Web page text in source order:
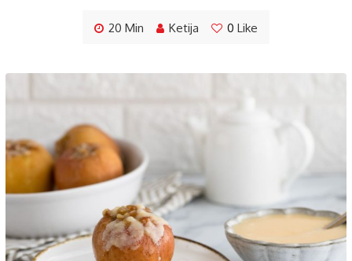
20 Min Ketija 0 Like